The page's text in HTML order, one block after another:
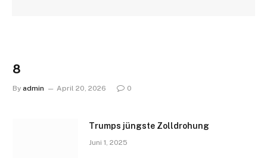
8
By admin April 20, 2026 0
Trumps jüngste Zolldrohung
Juni 1, 2025